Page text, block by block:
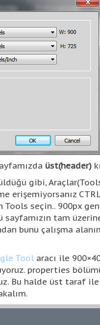
üst(header)
gibi,
erişemiyorsanız
Tools seçin.. 900px
tam
bunu çalışma
Tool aracı ile
properties
Bu halde üst taraf